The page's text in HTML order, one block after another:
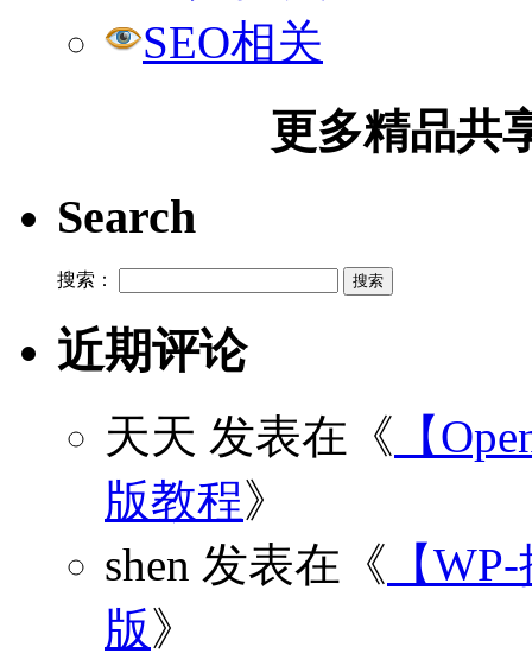
SEO相关
更多精品共
Search
搜索：
近期评论
天天 发表在《 【
版教程》
shen 发表在《 【
版》